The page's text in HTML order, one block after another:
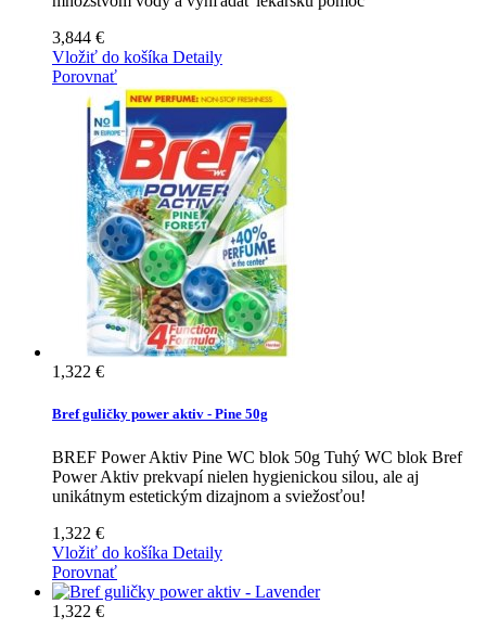
3,844 €
Vložiť do košíka Detaily
Porovnať
1,322 €
Bref guličky power aktiv - Pine 50g
BREF Power Aktiv Pine WC blok 50g Tuhý WC blok Bref
Power Aktiv prekvapí nielen hygienickou silou, ale aj
unikátnym estetickým dizajnom a sviežosťou!
1,322 €
Vložiť do košíka Detaily
Porovnať
1,322 €